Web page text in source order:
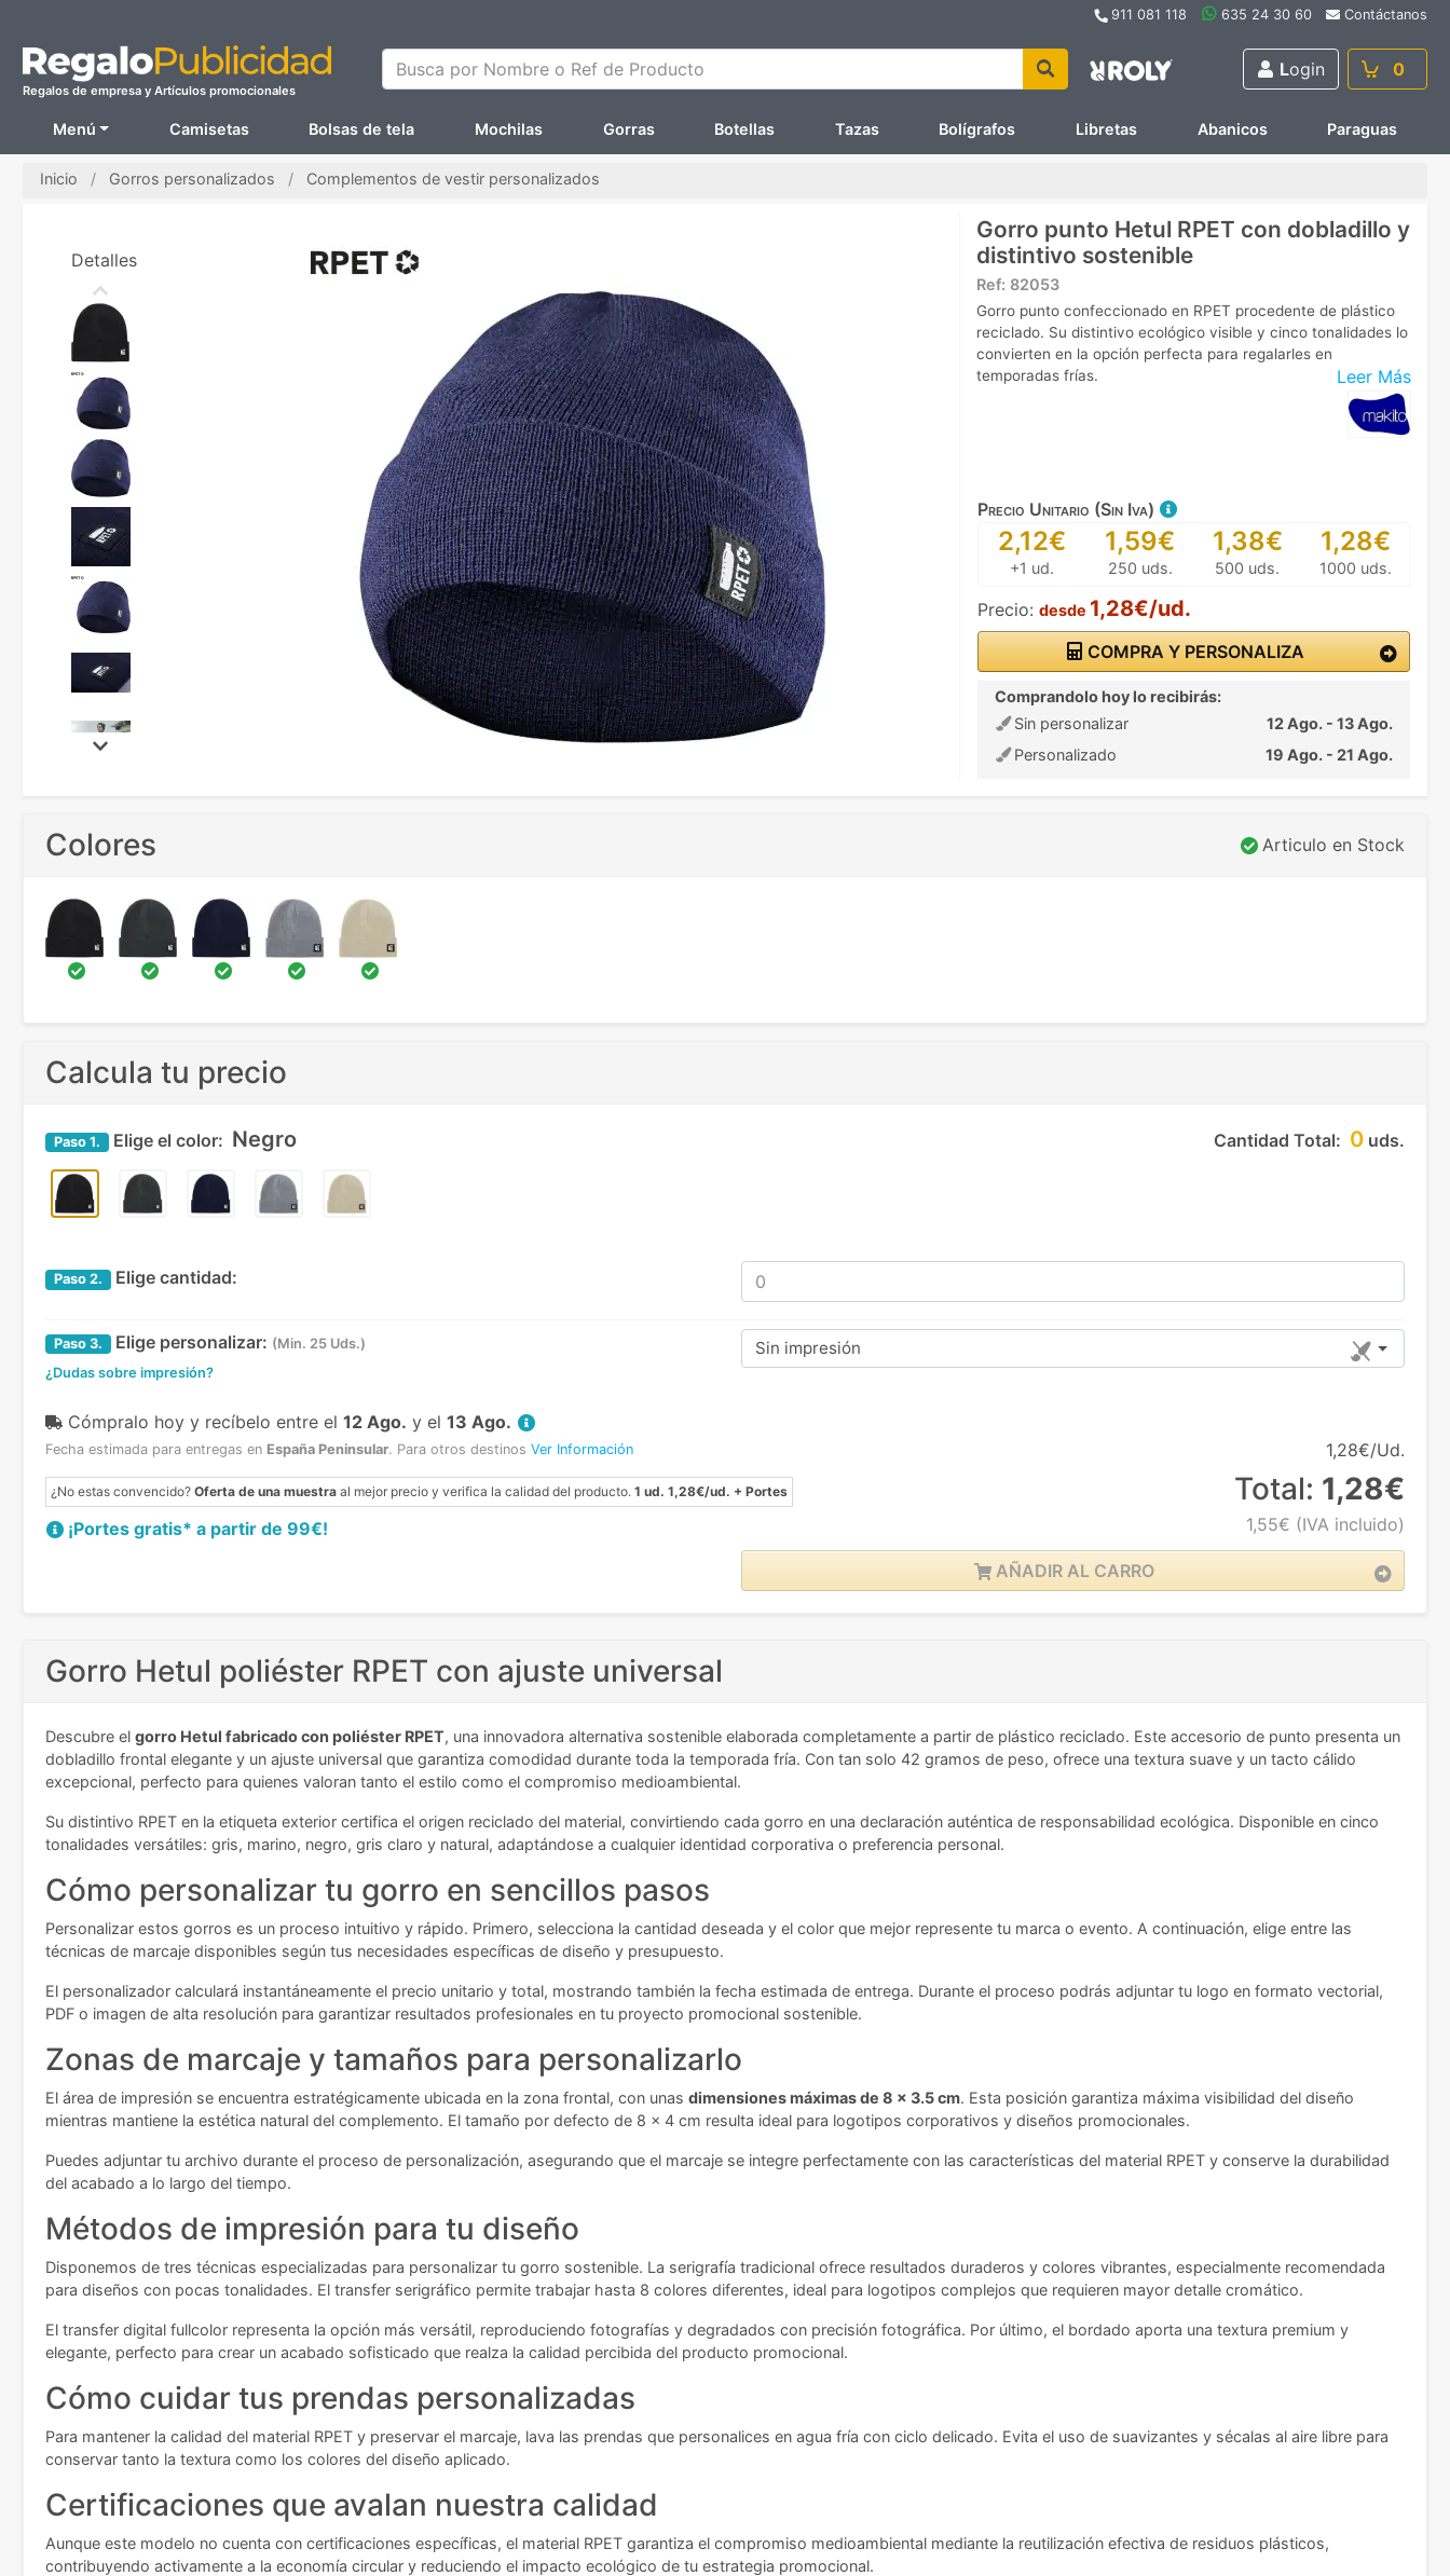
911 081 118 635 24 30 60 Contáctanos
Regalos de empresa y Artículos promocionales
Busca por Nombre o Ref de Producto Login 0
Menú Camisetas Bolsas de tela Mochilas Gorras Botellas Tazas Bolígrafos Libretas Abanicos Paraguas
Inicio Gorros personalizados Complementos de vestir personalizados
Gorro punto Hetul RPET con dobladillo y
distintivo sostenible
Ref: 82053
Leer Más
Gorro punto confeccionado en RPET procedente de plástico
reciclado. Su distintivo ecológico visible y cinco tonalidades lo
convierten en la opción perfecta para regalarles en
temporadas frías.
Precio Unitario (Sin Iva)
2,12€
+1 ud.
1,59€
250 uds.
1,38€
500 uds.
1,28€
1000 uds.
Precio: desde 1,28€/ud.
COMPRA Y PERSONALIZA
Comprandolo hoy lo recibirás:
Sin personalizar
12 Ago. - 13 Ago.
Personalizado
19 Ago. - 21 Ago.
Detalles
Colores Articulo en Stock
Calcula tu precio
Cantidad Total: 0 uds.
Paso 1. Elige el color: Negro
Paso 2. Elige cantidad:
Paso 3. Elige personalizar: (Min. 25 Uds.)
¿Dudas sobre impresión?
Sin impresión
Cómpralo hoy y recíbelo entre el 12 Ago. y el 13 Ago.
Fecha estimada para entregas en España Peninsular. Para otros destinos Ver Información
¿No estas convencido? Oferta de una muestra al mejor precio y verifica la calidad del producto. 1 ud. 1,28€/ud. + Portes
¡Portes gratis* a partir de 99€!
1,28€/Ud.
Total: 1,28€
1,55€ (IVA incluido)
AÑADIR AL CARRO
Gorro Hetul poliéster RPET con ajuste universal
Descubre el gorro Hetul fabricado con poliéster RPET, una innovadora alternativa sostenible elaborada completamente a partir de plástico reciclado. Este accesorio de punto presenta un
dobladillo frontal elegante y un ajuste universal que garantiza comodidad durante toda la temporada fría. Con tan solo 42 gramos de peso, ofrece una textura suave y un tacto cálido
excepcional, perfecto para quienes valoran tanto el estilo como el compromiso medioambiental.
Su distintivo RPET en la etiqueta exterior certifica el origen reciclado del material, convirtiendo cada gorro en una declaración auténtica de responsabilidad ecológica. Disponible en cinco
tonalidades versátiles: gris, marino, negro, gris claro y natural, adaptándose a cualquier identidad corporativa o preferencia personal.
Cómo personalizar tu gorro en sencillos pasos
Personalizar estos gorros es un proceso intuitivo y rápido. Primero, selecciona la cantidad deseada y el color que mejor represente tu marca o evento. A continuación, elige entre las
técnicas de marcaje disponibles según tus necesidades específicas de diseño y presupuesto.
El personalizador calculará instantáneamente el precio unitario y total, mostrando también la fecha estimada de entrega. Durante el proceso podrás adjuntar tu logo en formato vectorial,
PDF o imagen de alta resolución para garantizar resultados profesionales en tu proyecto promocional sostenible.
Zonas de marcaje y tamaños para personalizarlo
El área de impresión se encuentra estratégicamente ubicada en la zona frontal, con unas dimensiones máximas de 8 x 3.5 cm. Esta posición garantiza máxima visibilidad del diseño
mientras mantiene la estética natural del complemento. El tamaño por defecto de 8 x 4 cm resulta ideal para logotipos corporativos y diseños promocionales.
Puedes adjuntar tu archivo durante el proceso de personalización, asegurando que el marcaje se integre perfectamente con las características del material RPET y conserve la durabilidad
del acabado a lo largo del tiempo.
Métodos de impresión para tu diseño
Disponemos de tres técnicas especializadas para personalizar tu gorro sostenible. La serigrafía tradicional ofrece resultados duraderos y colores vibrantes, especialmente recomendada
para diseños con pocas tonalidades. El transfer serigráfico permite trabajar hasta 8 colores diferentes, ideal para logotipos complejos que requieren mayor detalle cromático.
El transfer digital fullcolor representa la opción más versátil, reproduciendo fotografías y degradados con precisión fotográfica. Por último, el bordado aporta una textura premium y
elegante, perfecto para crear un acabado sofisticado que realza la calidad percibida del producto promocional.
Cómo cuidar tus prendas personalizadas
Para mantener la calidad del material RPET y preservar el marcaje, lava las prendas que personalices en agua fría con ciclo delicado. Evita el uso de suavizantes y sécalas al aire libre para
conservar tanto la textura como los colores del diseño aplicado.
Certificaciones que avalan nuestra calidad
Aunque este modelo no cuenta con certificaciones específicas, el material RPET garantiza el compromiso medioambiental mediante la reutilización efectiva de residuos plásticos,
contribuyendo activamente a la economía circular y reduciendo el impacto ecológico de tu estrategia promocional.